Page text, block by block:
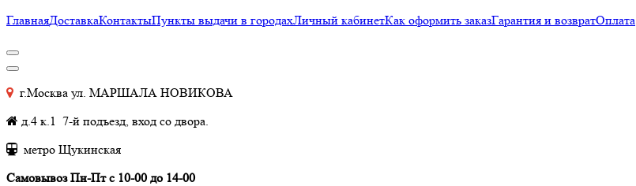
ГлавнаяДоставкаКонтактыПункты выдачи в городахЛичный кабинетКак оформить заказГарантия и возвратОплата
г.Москва ул. МАРШАЛА НОВИКОВА
д.4 к.1 7-й подъезд, вход со двора.
метро Щукинская
Самовывоз Пн-Пт с 10-00 до 14-00